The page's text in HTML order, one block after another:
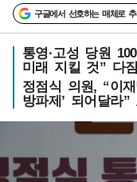
구글에서 선호하는 매체로 추
통영·고성 당원
미래 지킬 것” 다짐
정점식 의원, “이
방파제’ 되어달라”